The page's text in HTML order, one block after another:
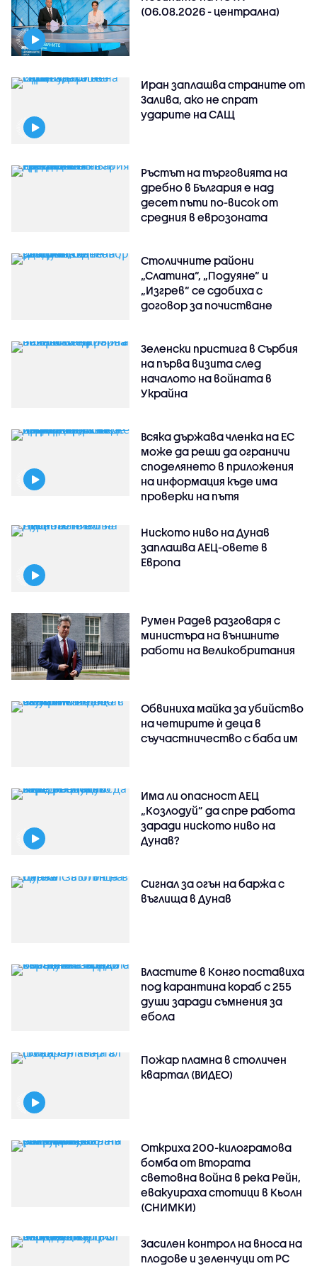
(06.08.2026 - централна)
Иран заплашва страните от
Залива, ако не спрат
ударите на САЩ
Ръстът на търговията на
дребно в България е над
десет пъти по-висок от
средния в еврозоната
Столичните райони
„Слатина“, „Подуяне“ и
„Изгрев“ се сдобиха с
договор за почистване
Зеленски пристига в Сърбия
на първа визита след
началото на войната в
Украйна
Всяка държава членка на ЕС
може да реши да ограничи
споделянето в приложения
на информация къде има
проверки на пътя
Ниското ниво на Дунав
заплашва АЕЦ-овете в
Европа
Румен Радев разговаря с
министъра на външните
работи на Великобритания
Обвиниха майка за убийство
на четирите ѝ деца в
съучастничество с баба им
Има ли опасност АЕЦ
„Козлодуй” да спре работа
заради ниското ниво на
Дунав?
Сигнал за огън на баржа с
въглища в Дунав
Властите в Конго поставиха
под карантина кораб с 255
души заради съмнения за
ебола
Пожар пламна в столичен
квартал (ВИДЕО)
Откриха 200-килограмова
бомба от Втората
световна война в река Рейн,
евакуираха стотици в Кьолн
(СНИМКИ)
Засилен контрол на вноса на
плодове и зеленчуци от РС